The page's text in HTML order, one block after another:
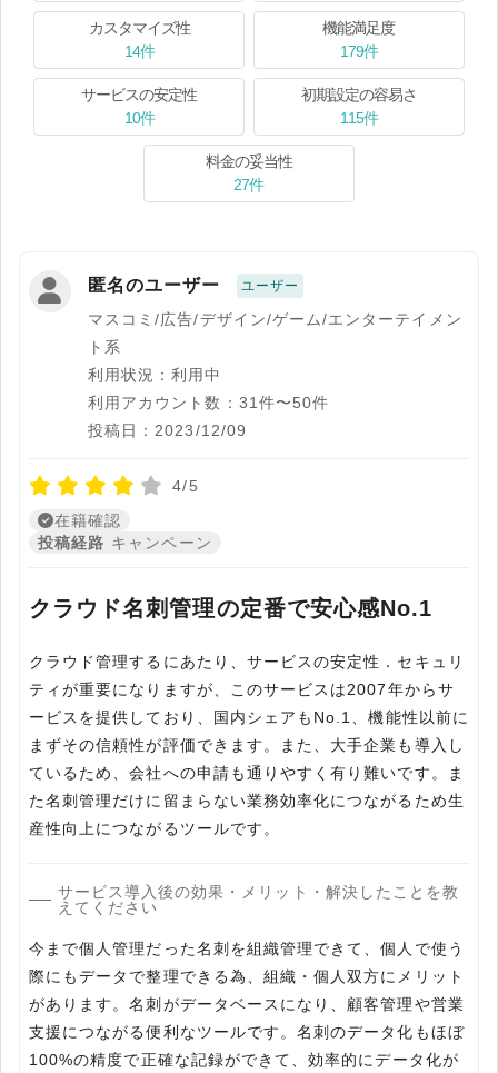
カスタマイズ性
14件
機能満足度
179件
サービスの安定性
10件
初期設定の容易さ
115件
料金の妥当性
27件
匿名のユーザー ユーザー
マスコミ/広告/デザイン/ゲーム/エンターテイメン
ト系
利用状況：利用中
利用アカウント数：31件〜50件
投稿日：2023/12/09
4/5
在籍確認
投稿経路 キャンペーン
クラウド名刺管理の定番で安心感No.1
クラウド管理するにあたり、サービスの安定性．セキュリ
ティが重要になりますが、このサービスは2007年からサ
ービスを提供しており、国内シェアもNo.1、機能性以前に
まずその信頼性が評価できます。また、大手企業も導入し
ているため、会社への申請も通りやすく有り難いです。ま
た名刺管理だけに留まらない業務効率化につながるため生
産性向上につながるツールです。
サービス導入後の効果・メリット・解決したことを教
えてください
今まで個人管理だった名刺を組織管理できて、個人で使う
際にもデータで整理できる為、組織・個人双方にメリット
があります。名刺がデータベースになり、顧客管理や営業
支援につながる便利なツールです。名刺のデータ化もほぼ
100%の精度で正確な記録ができて、効率的にデータ化が